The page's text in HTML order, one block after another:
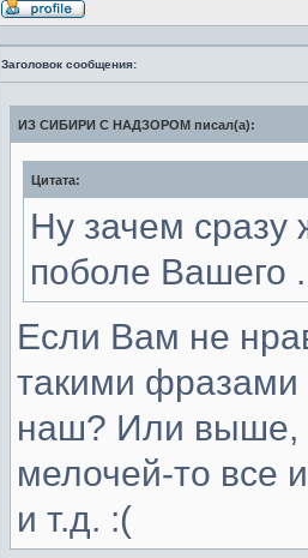
Профиль
Заголовок сообщения:
ИЗ СИБИРИ С НАДЗОРОМ писал(а):
Цитата:
Ну зачем сразу
поболе Вашего .
Если Вам не
такими
наш? Или выше,
мелочей-то все
и т.д. :(